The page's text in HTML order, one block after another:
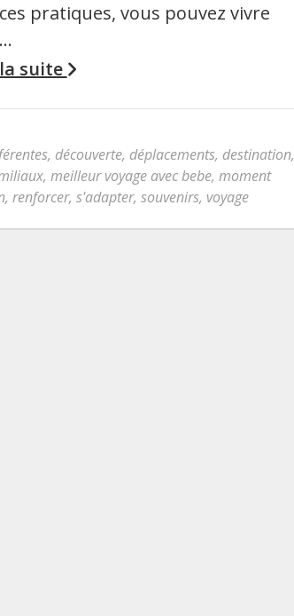
pratiques, vous pouvez vivre
suite
, découverte, déplacements, destination,
, meilleur voyage avec bebe, moment
, renforcer, s'adapter, souvenirs, voyage